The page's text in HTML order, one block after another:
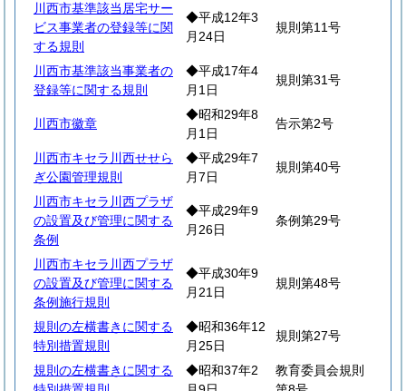
川西市基準該当居宅サー
ビス事業者の登録等に関
する規則
◆平成12年3
月24日
規則第11号
川西市基準該当事業者の
登録等に関する規則
◆平成17年4
月1日
規則第31号
川西市徽章
◆昭和29年8
月1日
告示第2号
川西市キセラ川西せせら
ぎ公園管理規則
◆平成29年7
月7日
規則第40号
川西市キセラ川西プラザ
の設置及び管理に関する
条例
◆平成29年9
月26日
条例第29号
川西市キセラ川西プラザ
の設置及び管理に関する
条例施行規則
◆平成30年9
月21日
規則第48号
規則の左横書きに関する
特別措置規則
◆昭和36年12
月25日
規則第27号
規則の左横書きに関する
◆昭和37年2
教育委員会規則